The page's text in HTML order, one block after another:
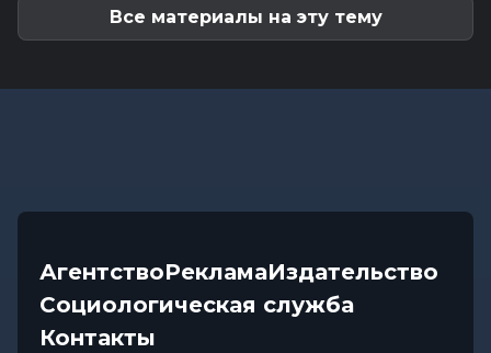
Все материалы на эту тему
АгентствоРекламаИздательство
Социологическая служба
Контакты